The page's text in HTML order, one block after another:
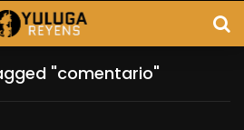
"comentario"